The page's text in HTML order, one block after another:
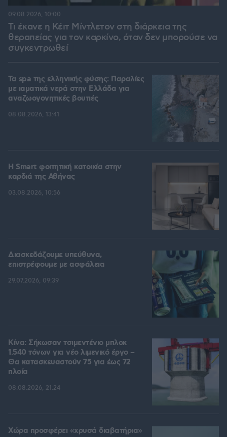
Τι έκανε η Κέιτ Μίντλετον στη διάρκεια της
θεραπείας για τον καρκίνο, όταν δεν μπορούσε να
συγκεντρωθεί
09.08.2026, 10:00
Τα spa της ελληνικής φύσης: Παραλίες
με ιαματικά νερά στην Ελλάδα για
αναζωογονητικές βουτιές
08.08.2026, 13:41
Η Smart φοιτητική κατοικία στην
καρδιά της Αθήνας
03.08.2026, 10:56
Διασκεδάζουμε υπεύθυνα,
επιστρέφουμε με ασφάλεια
29.07.2026, 09:39
Κίνα: Σήκωσαν τσιμεντένιο μπλοκ
1.540 τόνων για νέο λιμενικό έργο –
Θα κατασκευαστούν 75 για έως 72
πλοία
08.08.2026, 21:24
Χώρα προσφέρει «χρυσά διαβατήρια»